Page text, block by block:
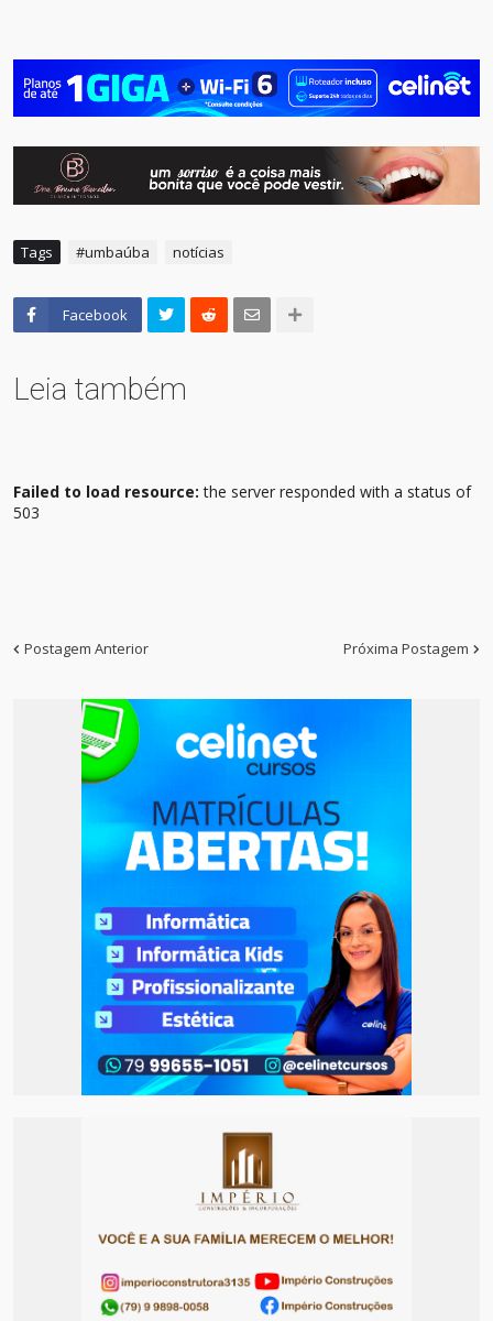
Tags #umbaúba notícias
Facebook
Leia também
Failed to load resource: the server responded with a status of
503
Postagem Anterior Próxima Postagem